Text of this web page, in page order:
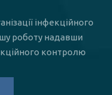
інфекційного
роботу надавши
контролю